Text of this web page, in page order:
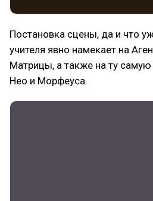
Постановка сцены, да и что
учителя явно намекает на
Матрицы, а также на ту самую
Нео и Морфеуса.